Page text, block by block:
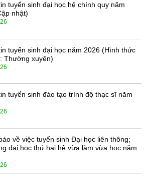
tuyển sinh đại học hệ chính quy năm
nhật)
tuyển sinh đại học năm 2026 (Hình thức
Thường xuyên)
tuyển sinh đào tạo trình độ thạc sĩ năm
về việc tuyển sinh Đại học liên thông;
đại học thứ hai hệ vừa làm vừa học năm